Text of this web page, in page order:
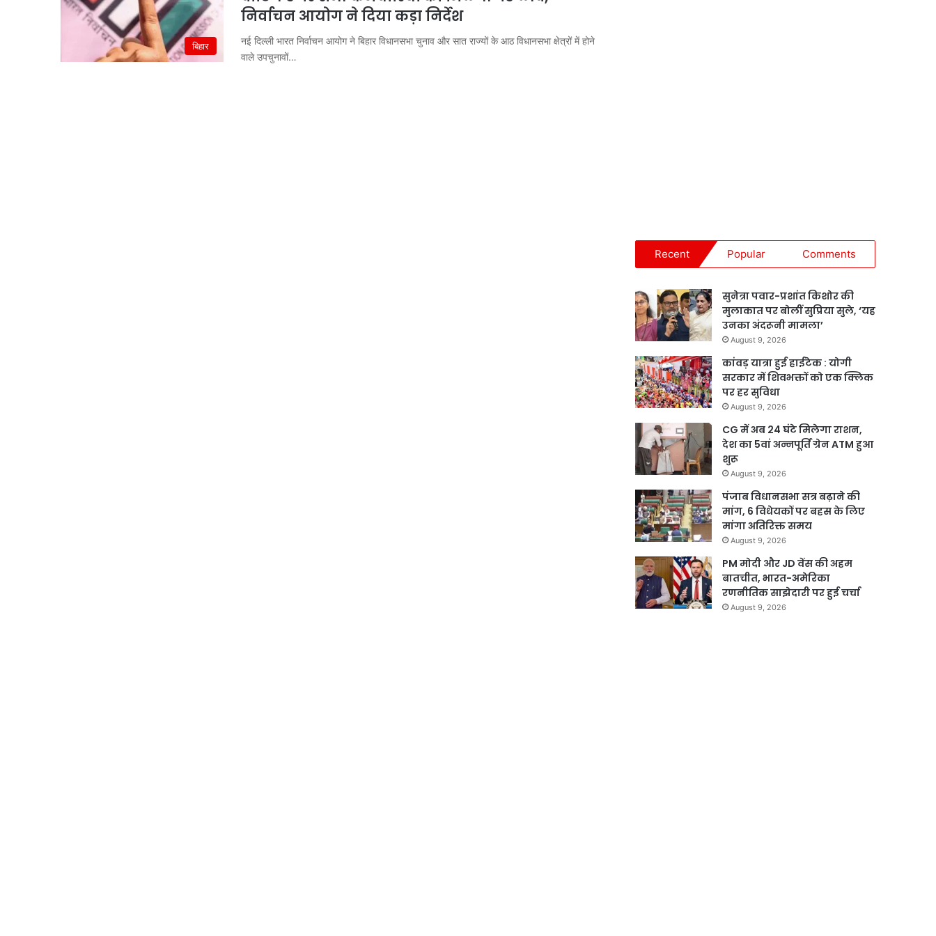
बिहार
निर्वाचन आयोग ने दिया कड़ा निर्देश
नई दिल्ली भारत निर्वाचन आयोग ने बिहार विधानसभा चुनाव और सात राज्यों के आठ विधानसभा क्षेत्रों में होने
वाले उपचुनावों…
Recent Popular Comments
सुनेत्रा पवार-प्रशांत किशोर की
मुलाकात पर बोलीं सुप्रिया सुले, ‘यह
उनका अंदरूनी मामला’
August 9, 2026
कांवड़ यात्रा हुई हाईटेक : योगी
सरकार में शिवभक्तों को एक क्लिक
पर हर सुविधा
August 9, 2026
CG में अब 24 घंटे मिलेगा राशन,
देश का 5वां अन्नपूर्ति ग्रेन ATM हुआ
शुरू
August 9, 2026
पंजाब विधानसभा सत्र बढ़ाने की
मांग, 6 विधेयकों पर बहस के लिए
मांगा अतिरिक्त समय
August 9, 2026
PM मोदी और JD वेंस की अहम
बातचीत, भारत-अमेरिका
रणनीतिक साझेदारी पर हुई चर्चा
August 9, 2026